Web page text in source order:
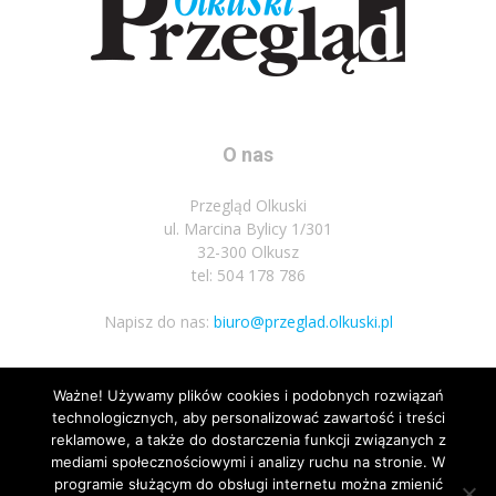
O nas
Przegląd Olkuski
ul. Marcina Bylicy 1/301
32-300 Olkusz
tel: 504 178 786
Napisz do nas: biuro@przeglad.olkuski.pl
Podążaj za nami
Ważne! Używamy plików cookies i podobnych rozwiązań
technologicznych, aby personalizować zawartość i treści
reklamowe, a także do dostarczenia funkcji związanych z
mediami społecznościowymi i analizy ruchu na stronie. W
programie służącym do obsługi internetu można zmienić